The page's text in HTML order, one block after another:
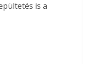
is a